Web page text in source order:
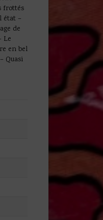
frottés
état –
de
Le
en bel
Quasi